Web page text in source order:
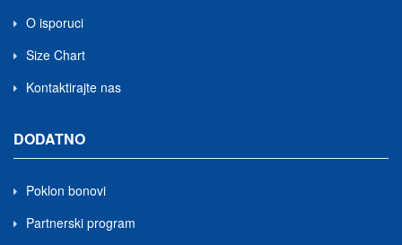
O isporuci
Size Chart
Kontaktirajte nas
DODATNO
Poklon bonovi
Partnerski program